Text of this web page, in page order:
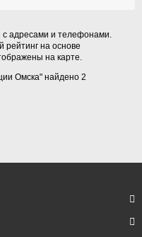
с адресами и телефонами.
рейтинг на основе
на карте.
Омска" найдено 2